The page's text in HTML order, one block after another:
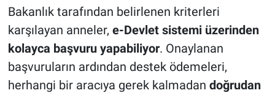
Bakanlık tarafından belirlenen kriterleri
karşılayan anneler, e-Devlet sistemi üzerinden
kolayca başvuru yapabiliyor. Onaylanan
başvuruların ardından destek ödemeleri,
herhangi bir aracıya gerek kalmadan doğrudan